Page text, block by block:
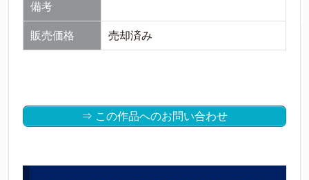
備考
販売価格 売却済み
⇒ この作品へのお問い合わせ